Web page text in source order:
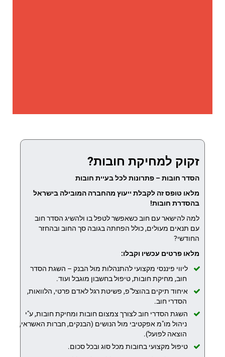
זקוק למחיקת חובות?
הסדר חובות – פתרונות לכל בעיית חובות
מלאו טופס זה לקבלת ייעוץ מהחברה המובילה בישראל
בהסדרת חובות!
למה להישאר עם חוב כשאפשר לטפל בו ולהשיג הסדר חוב
עם תנאים מעולים, כולל הפחתה בגובה סך החוב ובהחזר
החודשי?
מלאו פרטים עכשיו וקבלו:
ליווי פיננסי מקצועי להתנהלות מול הבנק – השגת הסדר
חוב, מחיקת חובות, טיפול בחשבון מוגבל ועוד.
איחוד תיקים בהוצל"פ, פשיטת רגל לאדם פרטי, הלוואות,
הסדרי חוב.
השגת הסדרי חוב לצורך צמצום חובות ומחיקת חובות, ע"י
ניהול מו"מ אפקטיבי מול הנושים (הבנקים, חברות האשראי,
הוצאה לפועל).
טיפול מקצועי בחובות מכל סוג ובכל סכום.